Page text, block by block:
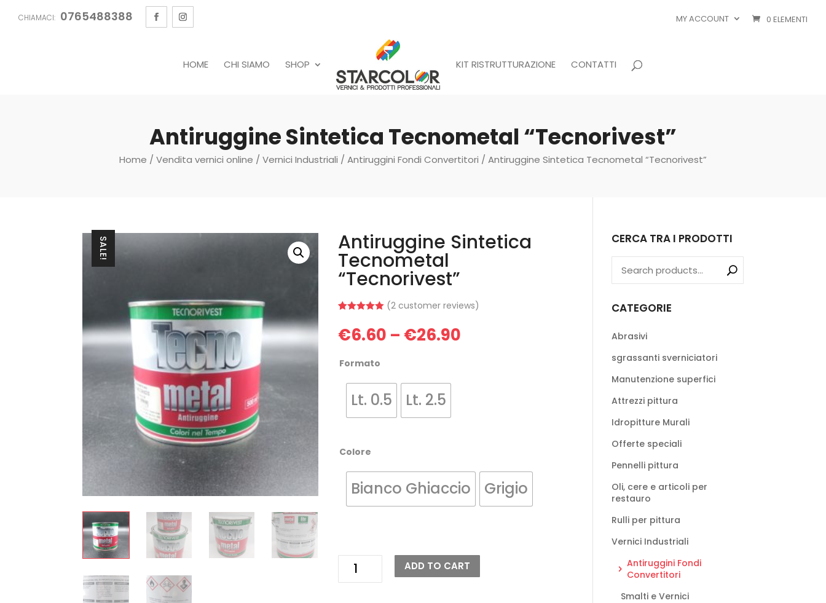
CHIAMACI: 0765488388 MY ACCOUNT 0 ELEMENTI
HOME CHI SIAMO SHOP KIT RISTRUTTURAZIONE CONTATTI
Antiruggine Sintetica Tecnometal “Tecnorivest”
Home / Vendita vernici online / Vernici Industriali / Antiruggini Fondi Convertitori / Antiruggine Sintetica Tecnometal “Tecnorivest”
SALE! Antiruggine Sintetica
Tecnometal
“Tecnorivest”
out of 5
based on
(2 customer reviews)
€6.60 – €26.90
Formato
Lt. 0.5 Lt. 2.5
Colore
Bianco Ghiaccio Grigio
Antiruggine
Sintetica
ADD TO CART
CERCA TRA I PRODOTTI
CATEGORIE
Abrasivi
sgrassanti sverniciatori
Manutenzione superfici
Attrezzi pittura
Idropitture Murali
Offerte speciali
Pennelli pittura
Oli, cere e articoli per
restauro
Rulli per pittura
Vernici Industriali
Antiruggini Fondi
Convertitori
Smalti e Vernici